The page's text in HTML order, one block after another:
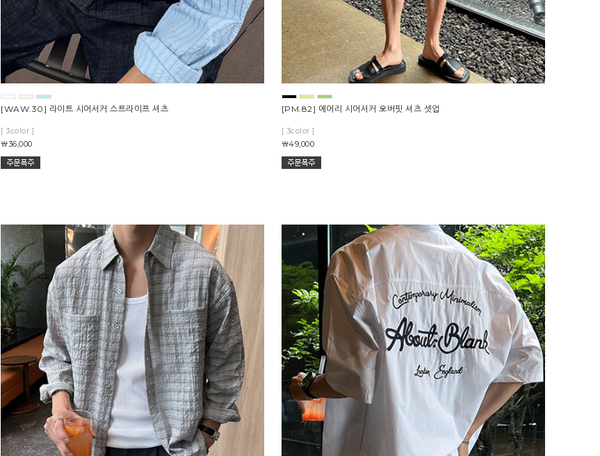
[WAW.30] 라이트 시어서커 스트라이프 셔츠
[ 3color ]
￦36,000
[PM.82] 에어리 시어서커 오버핏 셔츠 셋업
[ 3color ]
￦49,000